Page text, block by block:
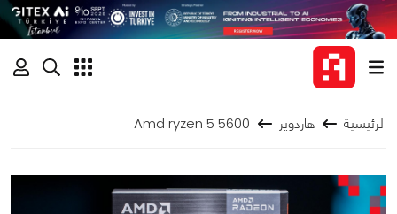
الرئيسية هاردوير Amd ryzen 5 5600